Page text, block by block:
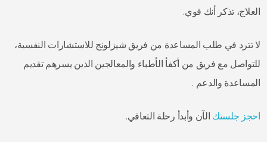
العلاج، تذكر أنك قوي.
لا تترد في طلب المساعدة من فريق شيزلونج للاستشارات النفسية،
للتواصل مع فريق من أكفأ الأطباء والمعالجين الذين يسرهم تقديم
المساعدة والدعم .
احجز جلستك الآن وأبدأ رحلة التعافي.